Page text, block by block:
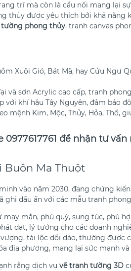
trí mà còn là cầu nối mang lại
thủy được yêu thích bởi khả
tường phong thủy, tranh canvas
Xuôi Gió, Bát Mã, hay Cửu
và sơn Acrylic cao cấp, tranh
khí hậu Tây Nguyên, đảm bảo
mệnh Kim, Mộc, Thủy, Hỏa, Thổ,
0977617761 để nhận tư
Buôn Ma Thuột
vào năm 2030, đang chứng
ghi dấu ấn với các mẫu tranh
may mắn, phú quý, sung túc, phù
đạt, lý tưởng cho các doanh
tài lộc dồi dào, thường được
địa phương, mang lại sức mạnh
rằng dịch vụ vẽ tranh tường 3D